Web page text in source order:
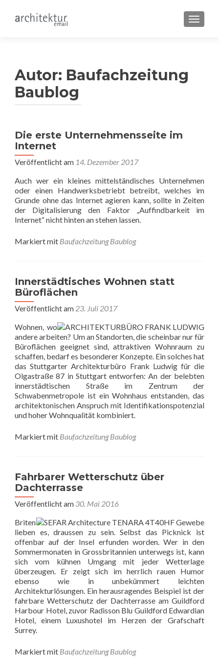
Autor: Baufachzeitung
Baublog
Die erste Unternehmensseite im
Internet
Veröffentlicht am 14. Dezember 2017
Auch wer ein kleines mittelständisches Unternehmen
oder einen Handwerksbetriebt betreibt, welches im
Grunde ohne das Internet agieren kann, sollte in Zeiten
der Digitalisierung den Faktor „Auffindbarkeit im
Internet“ nicht hinten an stehen lassen.
Markiert mit Baufachzeitung Baublog
Innerstädtisches Wohnen statt
Büroflächen
Veröffentlicht am 23. Juli 2017
Wohnen, wo
andere arbeiten? Um an Standorten, die scheinbar nur für
Büroflächen geeignet sind, attraktiven Wohnraum zu
schaffen, bedarf es besonderer Konzepte. Ein solches hat
das Stuttgarter Architekturbüro Frank Ludwig für die
Olgastraße 87 in Stuttgart entworfen: An der belebten
innerstädtischen Straße im Zentrum der
Schwabenmetropole ist ein Wohnhaus entstanden, das
architektonischen Anspruch mit Identifikationspotenzial
und hoher Wohnqualität kombiniert.
Markiert mit Baufachzeitung Baublog
Fahrbarer Wetterschutz über
Dachterrasse
Veröffentlicht am 30. Mai 2016
Briten
lieben es, draussen zu sein. Selbst das Picknick ist
offenbar auf der Insel erfunden worden. Wer in den
Sommermonaten in Grossbritannien unterwegs ist, kann
sich vom kühnen Umgang mit jeder Wetterlage
überzeugen. Er zeigt sich im herrlich rauen Humor
ebenso wie in unbekümmert leichten
Architekturlösungen. Ein herausragendes Beispiel ist der
fahrbare Wetterschutz der Dachterrasse am Guildford
Harbour Hotel, zuvor Radisson Blu Guildford Edwardian
Hotel, einem Luxushotel im Herzen der Grafschaft
Surrey.
Markiert mit Baufachzeitung Baublog
Beitragsnavigation